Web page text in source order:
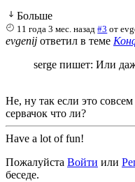
Больше
11 года 3 мес. назад #3 от
evgenij ответил в теме
serge пишет: Или
Не, ну так если это
сервачок что ли?
Have a lot of fun!
Пожалуйста Войти или
беседе.